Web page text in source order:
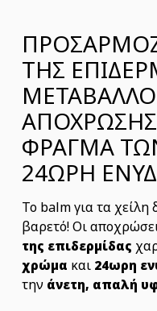
ΤΗΣ
ΦΡΑΓΜΑ
24ΩΡΗ
Το balm για τα χείλη
βαρετό! Οι
της επιδερμίδας
χρώμα και 24ωρη
την άνετη, απαλή